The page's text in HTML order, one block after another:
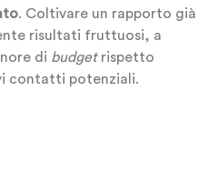
. Coltivare un rapporto già
risultati fruttuosi, a
di budgetrispetto
contatti potenziali.